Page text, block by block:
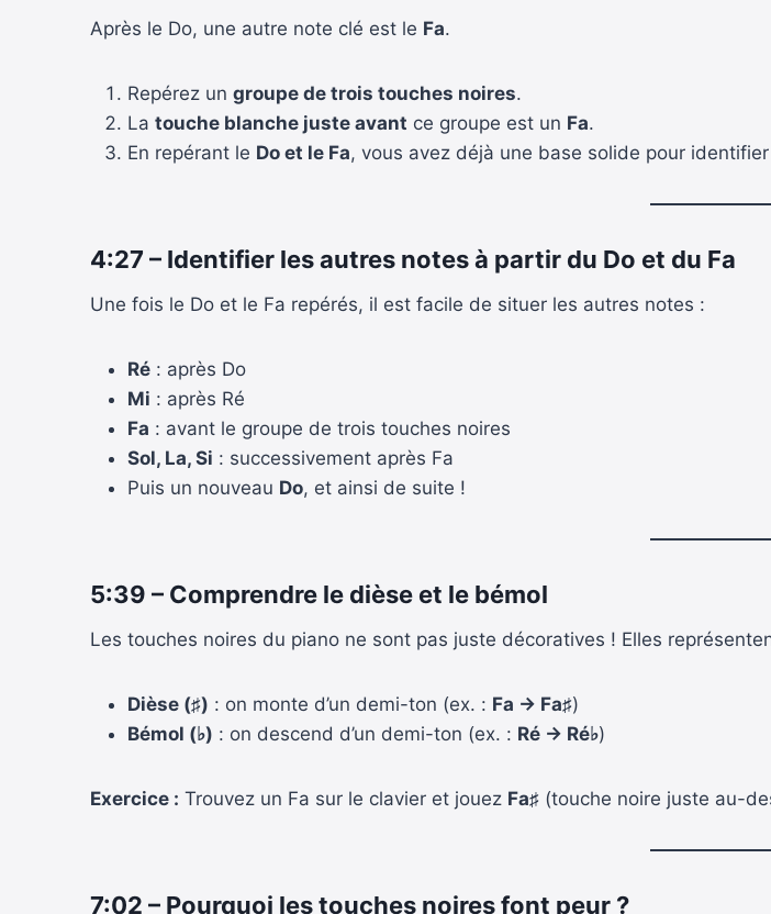
Après le Do, une autre note clé est le Fa.
Repérez un groupe de trois touches noires.
La touche blanche juste avant ce groupe est un Fa.
En repérant le Do et le Fa, vous avez déjà une base solide pour
4:27 – Identifier les autres notes à partir du Do et du Fa
Une fois le Do et le Fa repérés, il est facile de situer les autres notes :
Ré : après Do
Mi : après Ré
Fa : avant le groupe de trois touches noires
Sol, La, Si : successivement après Fa
Puis un nouveau Do, et ainsi de suite !
5:39 – Comprendre le dièse et le bémol
Les touches noires du piano ne sont pas juste décoratives ! Elles
Dièse (♯) : on monte d’un demi-ton (ex. : Fa → Fa♯)
Bémol (♭) : on descend d’un demi-ton (ex. : Ré → Ré♭)
Exercice : Trouvez un Fa sur le clavier et jouez Fa♯ (touche noire juste au-
7:02 – Pourquoi les touches noires font peur ?